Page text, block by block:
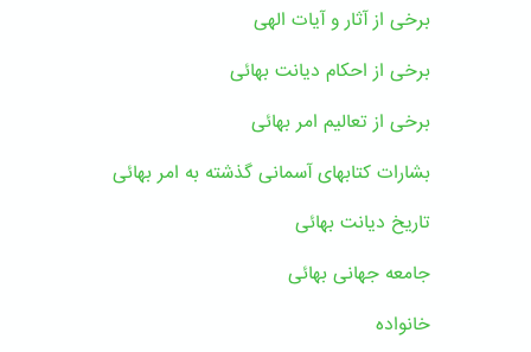
برخی از آثار و آیات الهی
برخی از احکام دیانت بهائی
برخی از تعالیم امر بهائی
بشارات کتابهای آسمانی گذشته به امر بهائی
تاریخ دیانت بهائی
جامعه جهانی بهائی
خانواده